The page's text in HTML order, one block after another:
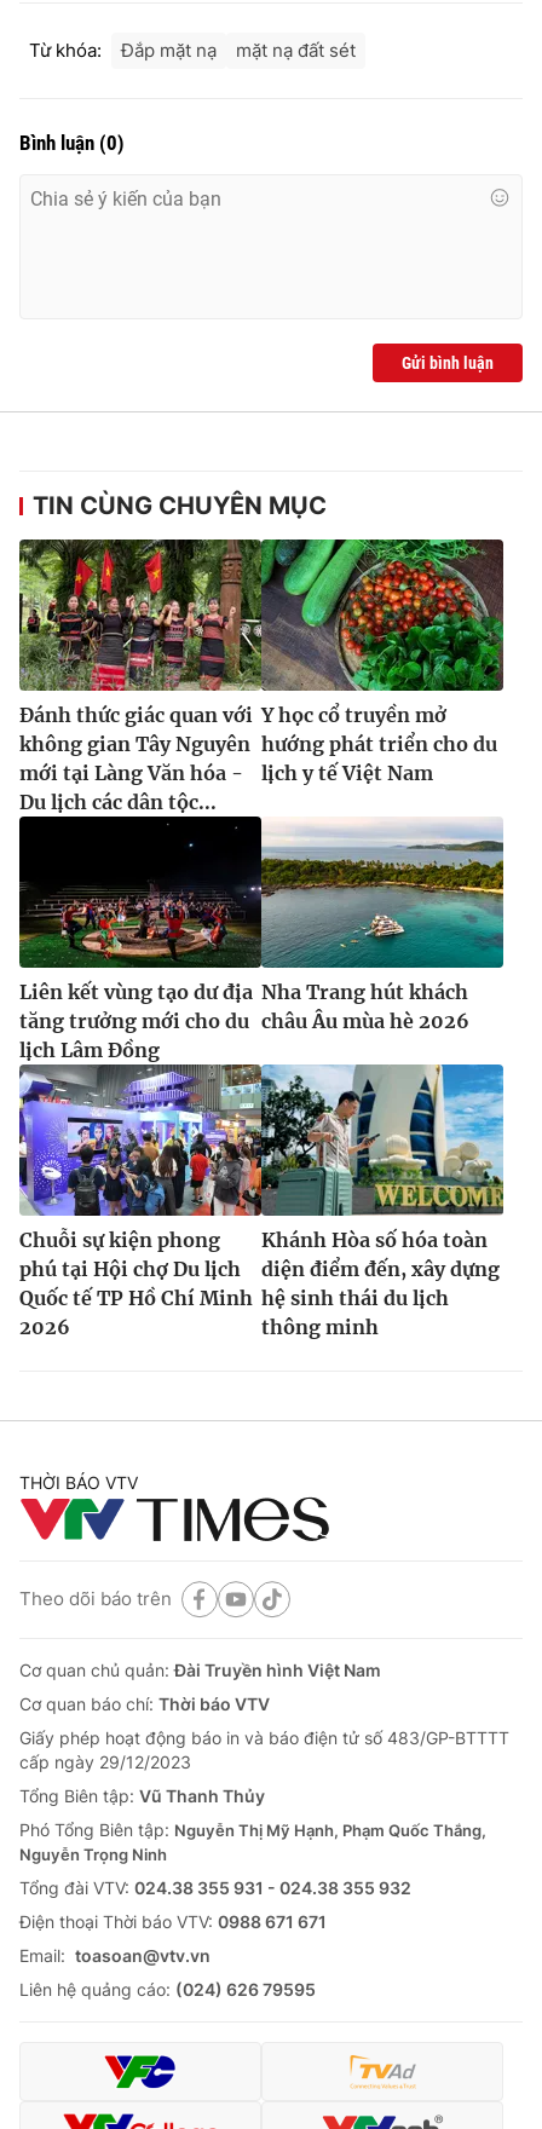
Theo dõi báo trên
Ðiện thoại Thời báo VTV: 024.66 897 897
Email:toasoan@vtv.vn
Liên hệ quảng cáo:024-7300.7108
® Cấm sao chép dưới mọi hình thức nếu không có sự chấp
thuận bằng văn bản. Ghi rõ nguồn VTV.vn khi phát hành lại
thông tin từ website này.
Từ khóa: Đắp mặt nạ mặt nạ đất sét
Bình luận (0)
Gửi bình luận
TIN CÙNG CHUYÊN MỤC
Đánh thức giác quan với
không gian Tây Nguyên
mới tại Làng Văn hóa -
Du lịch các dân tộc...
Y học cổ truyền mở
hướng phát triển cho du
lịch y tế Việt Nam
Liên kết vùng tạo dư địa
tăng trưởng mới cho du
lịch Lâm Đồng
Nha Trang hút khách
châu Âu mùa hè 2026
Chuỗi sự kiện phong
phú tại Hội chợ Du lịch
Quốc tế TP Hồ Chí Minh
2026
Khánh Hòa số hóa toàn
diện điểm đến, xây dựng
hệ sinh thái du lịch
thông minh
THỜI BÁO VTV
Theo dõi báo trên
Cơ quan chủ quản:Đài Truyền hình Việt Nam
Cơ quan báo chí: Thời báo VTV
Giấy phép hoạt động báo in và báo điện tử số 483/GP-BTTTT
cấp ngày 29/12/2023
Tổng Biên tập: Vũ Thanh Thủy
Phó Tổng Biên tập: Nguyễn Thị Mỹ Hạnh, Phạm Quốc Thắng,
Nguyễn Trọng Ninh
Tổng đài VTV: 024.38 355 931 - 024.38 355 932
Ðiện thoại Thời báo VTV: 0988 671 671
Email: toasoan@vtv.vn
Liên hệ quảng cáo: (024) 626 79595